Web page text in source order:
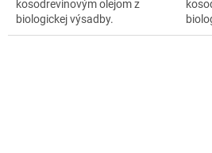
kosodrevinovým olejom z
biologickej výsadby.
Ochladzuje a ošetruje